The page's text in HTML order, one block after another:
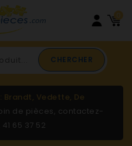
0
CHERCHER
Brandt, Vedette, De
de pièces, contactez-
41 65 37 52